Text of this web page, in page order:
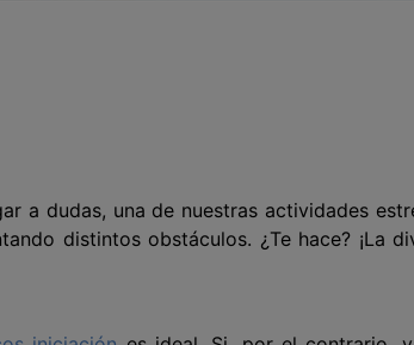
a dudas, una de nuestras actividades
distintos obstáculos. ¿Te hace? ¡La